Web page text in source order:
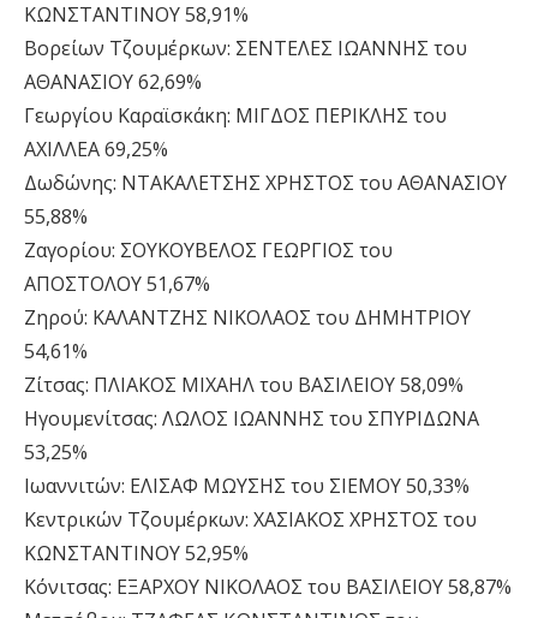
ΚΩΝΣΤΑΝΤΙΝΟΥ 58,91%
Βορείων Τζουμέρκων: ΣΕΝΤΕΛΕΣ ΙΩΑΝΝΗΣ του
ΑΘΑΝΑΣΙΟΥ 62,69%
Γεωργίου Καραϊσκάκη: ΜΙΓΔΟΣ ΠΕΡΙΚΛΗΣ του
ΑΧΙΛΛΕΑ 69,25%
Δωδώνης: ΝΤΑΚΑΛΕΤΣΗΣ ΧΡΗΣΤΟΣ του ΑΘΑΝΑΣΙΟΥ
55,88%
Ζαγορίου: ΣΟΥΚΟΥΒΕΛΟΣ ΓΕΩΡΓΙΟΣ του
ΑΠΟΣΤΟΛΟΥ 51,67%
Ζηρού: ΚΑΛΑΝΤΖΗΣ ΝΙΚΟΛΑΟΣ του ΔΗΜΗΤΡΙΟΥ
54,61%
Ζίτσας: ΠΛΙΑΚΟΣ ΜΙΧΑΗΛ του ΒΑΣΙΛΕΙΟY 58,09%
Ηγουμενίτσας: ΛΩΛΟΣ ΙΩΑΝΝΗΣ του ΣΠΥΡΙΔΩΝΑ
53,25%
Ιωαννιτών: ΕΛΙΣΑΦ ΜΩΥΣΗΣ του ΣΙΕΜΟΥ 50,33%
Κεντρικών Τζουμέρκων: ΧΑΣΙΑΚΟΣ ΧΡΗΣΤΟΣ του
ΚΩΝΣΤΑΝΤΙΝΟΥ 52,95%
Κόνιτσας: ΕΞΑΡΧΟΥ ΝΙΚΟΛΑΟΣ του ΒΑΣΙΛΕΙΟΥ 58,87%